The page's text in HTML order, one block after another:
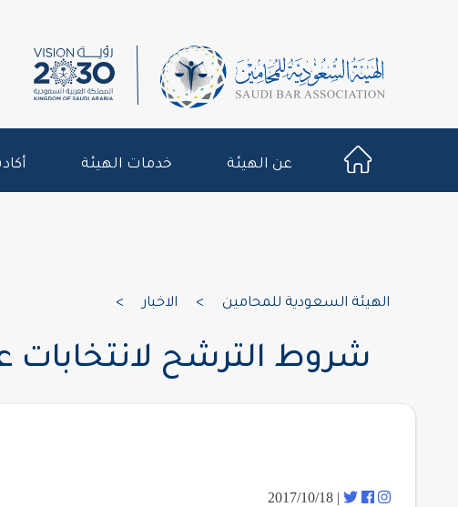
عن الهيئة خدمات الهيئة
الهيئة السعودية للمحامين > الاخبار >
شروط الترشح لانتخابات
| 2017/10/18